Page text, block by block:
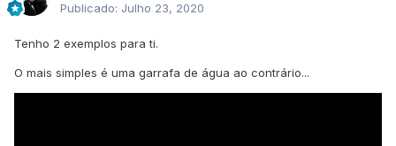
Publicado: Julho 23, 2020
Tenho 2 exemplos para ti.
O mais simples é uma garrafa de água ao contrário...